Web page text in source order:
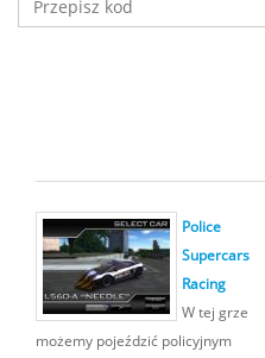
Police
Supercars
Racing
W tej grze
możemy pojeździć policyjnym